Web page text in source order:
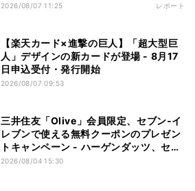
相当がもらえるキャンペーンも - 夏休み
2026/08/07 11:25 レポート
【楽天カード×進撃の巨人】「超大型巨
人」デザインの新カードが登場 - 8月17
日申込受付・発行開始
2026/08/07 09:53
三井住友「Olive」会員限定、セブン‐イ
レブンで使える無料クーポンのプレゼン
トキャンペーン - ハーゲンダッツ、セブ
ンカフェなどが無料に
2026/08/04 15:30